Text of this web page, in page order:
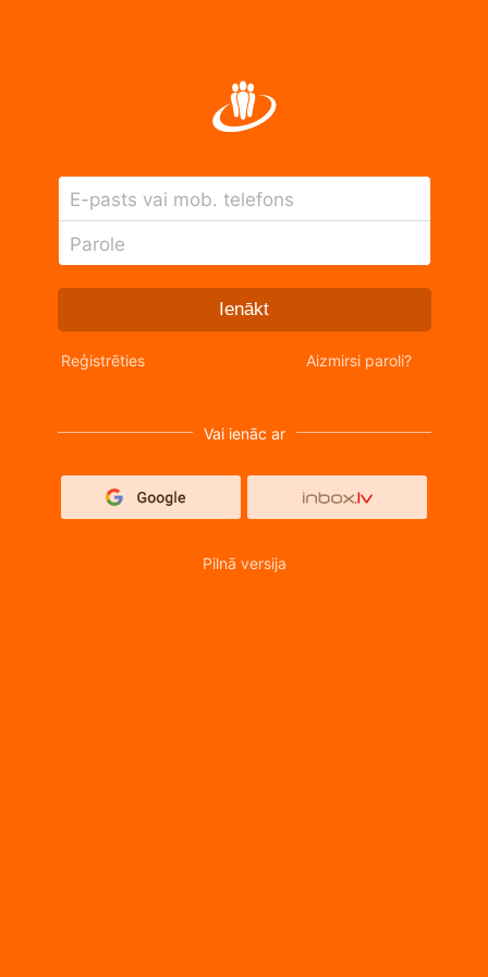
E-pasts vai mob. telefons
Parole
Ienākt
Reģistrēties Aizmirsi paroli?
Vai ienāc ar
Pilnā versija